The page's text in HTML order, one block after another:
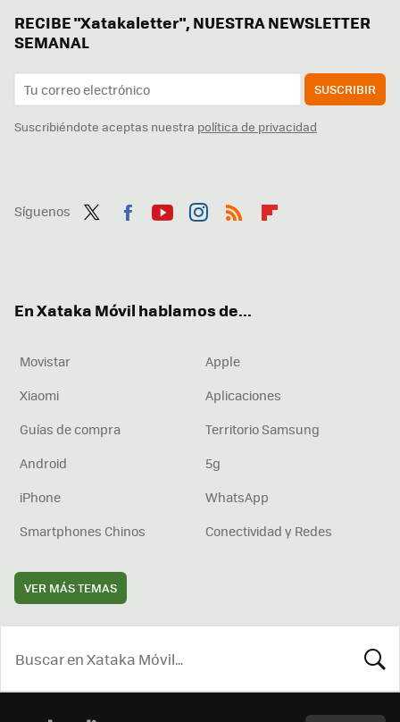
RECIBE "Xatakaletter", NUESTRA NEWSLETTER
SEMANAL
SUSCRIBIR
Suscribiéndote aceptas nuestra política de privacidad
Síguenos
En Xataka Móvil hablamos de...
Movistar
Apple
Xiaomi
Aplicaciones
Guías de compra
Territorio Samsung
Android
5g
iPhone
WhatsApp
Smartphones Chinos
Conectividad y Redes
VER MÁS TEMAS